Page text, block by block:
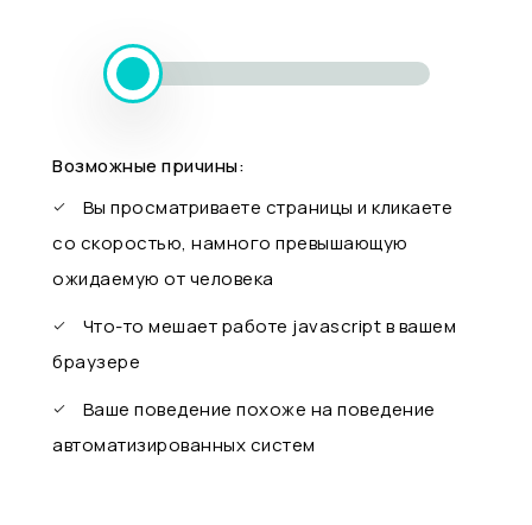
Возможные причины:
Вы просматриваете страницы и кликаете
со скоростью, намного превышающую
ожидаемую от человека
Что-то мешает работе javascript в вашем
браузере
Ваше поведение похоже на поведение
автоматизированных систем